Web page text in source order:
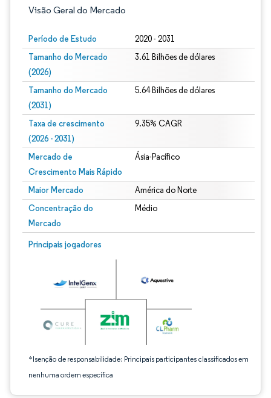
Visão Geral do Mercado
Período de Estudo 2020 - 2031
Tamanho do Mercado
(2026)
3.61 Bilhões de dólares
Tamanho do Mercado
(2031)
5.64 Bilhões de dólares
Taxa de crescimento
(2026 - 2031)
9.35% CAGR
Mercado de
Crescimento Mais Rápido
Ásia-Pacífico
Maior Mercado América do Norte
Concentração do
Mercado
Médio
Principais jogadores
*Isenção de responsabilidade: Principais participantes classificados em
nenhuma ordem específica
Imagem © Mordor Intelligence. O reuso requer atribuição conforme CC BY 4.0.